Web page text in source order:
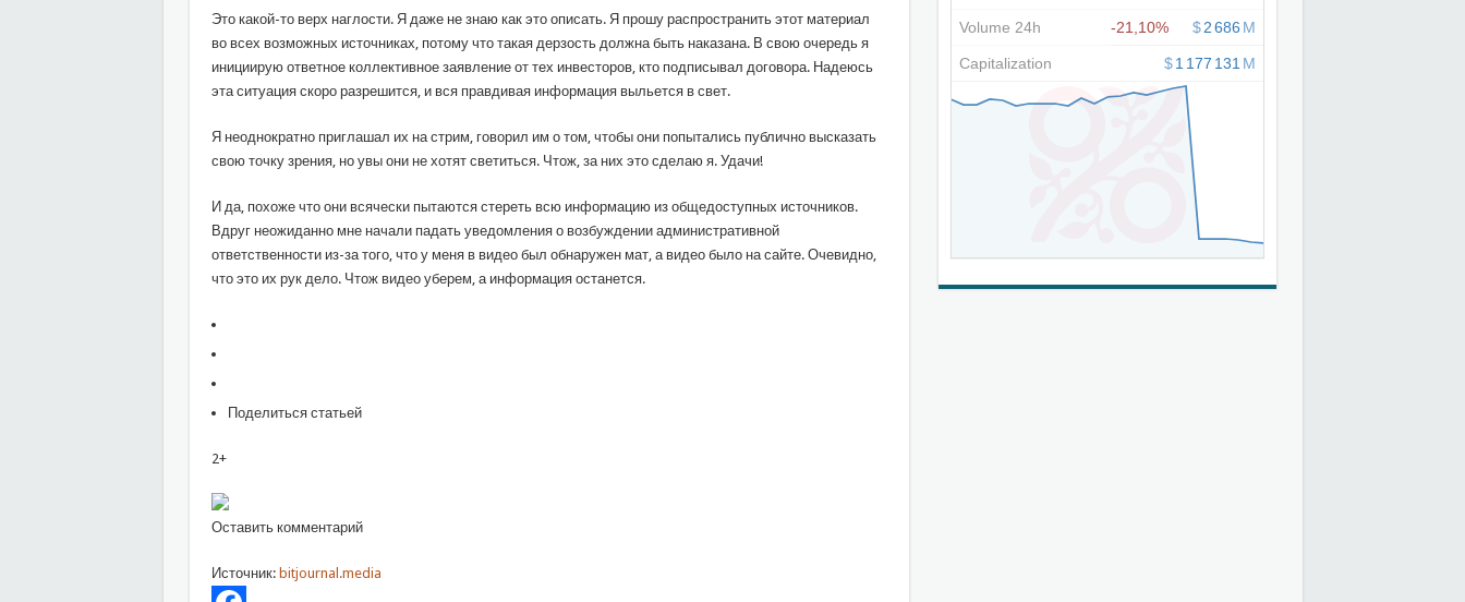
Это какой-то верх наглости. Я даже не знаю как это описать. Я прошу распространить этот материал
во всех возможных источниках, потому что такая дерзость должна быть наказана. В свою очередь я
инициирую ответное коллективное заявление от тех инвесторов, кто подписывал договора. Надеюсь
эта ситуация скоро разрешится, и вся правдивая информация выльется в свет.
Я неоднократно приглашал их на стрим, говорил им о том, чтобы они попытались публично высказать
свою точку зрения, но увы они не хотят светиться. Чтож, за них это сделаю я. Удачи!
И да, похоже что они всячески пытаются стереть всю информацию из общедоступных источников.
Вдруг неожиданно мне начали падать уведомления о возбуждении административной
ответственности из-за того, что у меня в видео был обнаружен мат, а видео было на сайте. Очевидно,
что это их рук дело. Чтож видео уберем, а информация останется.
Поделиться статьей
2+
Оставить комментарий
Источник:bitjournal.media